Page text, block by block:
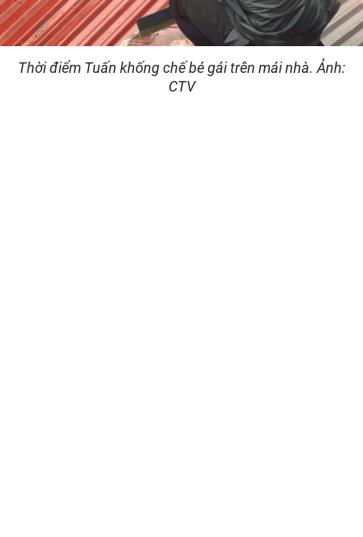
Thời điểm Tuấn khống chế bé gái trên mái nhà. Ảnh:
CTV